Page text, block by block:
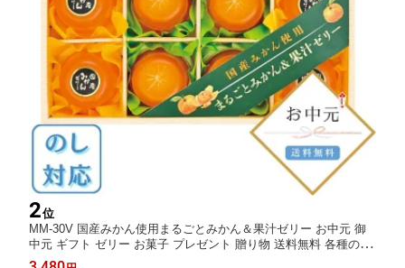
2位
MM-30V 国産みかん使用まるごとみかん＆果汁ゼリー お中元 御
中元 ギフト ゼリー お菓子 プレゼント 贈り物 送料無料 各種のし
対応 MM30V